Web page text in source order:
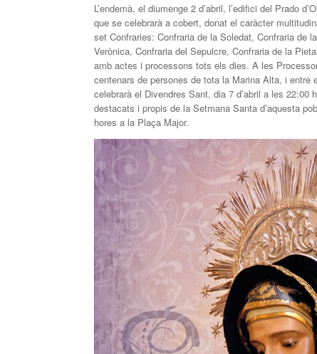
L’endemà, el diumenge 2 d’abril, l’edifici del Prado
que se celebrarà a cobert, donat el caràcter
set Confraries: Confraria de la Soledat, Confraria de
Verònica, Confraria del Sepulcre, Confraria de la
amb actes i processons tots els dies. A les
centenars de persones de tota la Marina Alta, i
celebrarà el Divendres Sant, dia 7 d’abril a les
destacats i propis de la Setmana Santa d’aquesta
hores a la Plaça Major.